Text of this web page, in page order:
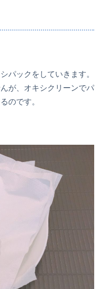
パックをしていきます。
が、オキシクリーンでパ
のです。